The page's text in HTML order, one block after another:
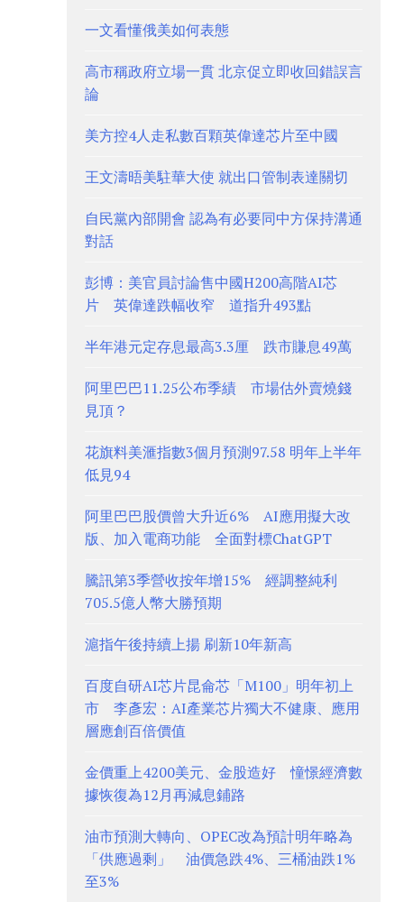
一文看懂俄美如何表態
高市稱政府立場一貫 北京促立即收回錯誤言
論
美方控4人走私數百顆英偉達芯片至中國
王文濤晤美駐華大使 就出口管制表達關切
自民黨內部開會 認為有必要同中方保持溝通
對話
彭博：美官員討論售中國H200高階AI芯
片 英偉達跌幅收窄 道指升493點
半年港元定存息最高3.3厘 跌市賺息49萬
阿里巴巴11.25公布季績 市場估外賣燒錢
見頂？
花旗料美滙指數3個月預測97.58 明年上半年
低見94
阿里巴巴股價曾大升近6% AI應用擬大改
版、加入電商功能 全面對標ChatGPT
騰訊第3季營收按年增15% 經調整純利
705.5億人幣大勝預期
滬指午後持續上揚 刷新10年新高
百度自研AI芯片昆侖芯「M100」明年初上
市 李彥宏：AI產業芯片獨大不健康、應用
層應創百倍價值
金價重上4200美元、金股造好 憧憬經濟數
據恢復為12月再減息鋪路
油市預測大轉向、OPEC改為預計明年略為
「供應過剩」 油價急跌4%、三桶油跌1%
至3%